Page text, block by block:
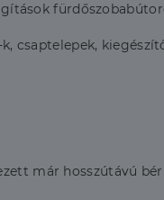
csaptelepek,
már hosszútávú